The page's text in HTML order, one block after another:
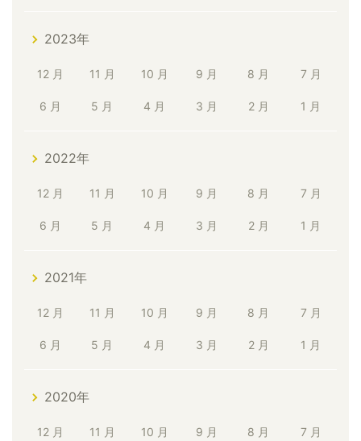
2023年
12 月 11 月 10 月 9 月 8 月 7 月
6 月 5 月 4 月 3 月 2 月 1 月
2022年
12 月 11 月 10 月 9 月 8 月 7 月
6 月 5 月 4 月 3 月 2 月 1 月
2021年
12 月 11 月 10 月 9 月 8 月 7 月
6 月 5 月 4 月 3 月 2 月 1 月
2020年
12 月 11 月 10 月 9 月 8 月 7 月